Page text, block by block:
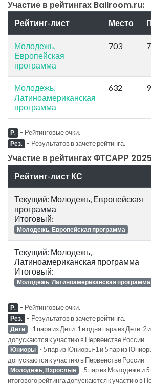
Участие в рейтингах Ballroom.ru:
Рейтинг-лист Место
Молодежь,
Европейская
программа
703
Молодежь,
Латиноамериканская
программа
632
Р. - Рейтинговые очки.
Рез. - Результатов в зачете рейтинга.
Участие в рейтингах ФТСАРР
Рейтинг-лист КС
Текущий: Молодежь, Европейская
программа
Итоговый:
Молодежь, Европейская программа
Текущий: Молодежь,
Латиноамериканская программа
Итоговый:
Молодежь, Латиноамериканская программа
Р. - Рейтинговые очки.
Рез. - Результатов в зачете рейтинга.
Дети - 1 пара из Дети-1 и одна пара из Дети-2
допускаются к участию в Первенстве России
Юниоры - 5 пар из Юниоры-1 и 5 пар из
допускаются к участию в Первенстве России
Молодежь, Взрослые - 5 пар из Молодежи и 5
итогового рейтинга допускаются к участию в